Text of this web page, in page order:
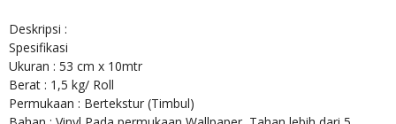
Deskripsi :
Spesifikasi
Ukuran : 53 cm x 10mtr
Berat : 1,5 kg/ Roll
Permukaan : Bertekstur (Timbul)